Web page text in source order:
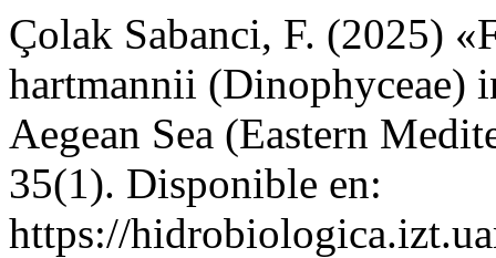
Çolak Sabanci, F. (2025)
hartmannii (Dinophyceae)
Aegean Sea (Eastern
35(1). Disponible en:
https://